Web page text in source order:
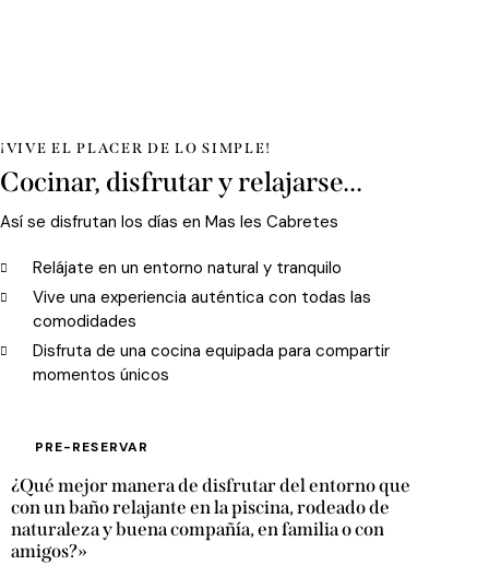
¡VIVE EL PLACER DE LO SIMPLE!
Cocinar, disfrutar y relajarse...
Así se disfrutan los días en Mas les Cabretes
Relájate en un entorno natural y tranquilo
Vive una experiencia auténtica con todas las
comodidades
Disfruta de una cocina equipada para compartir
momentos únicos
PRE-RESERVAR
¿Qué mejor manera de disfrutar del entorno que
con un baño relajante en la piscina, rodeado de
naturaleza y buena compañía, en familia o con
amigos?»